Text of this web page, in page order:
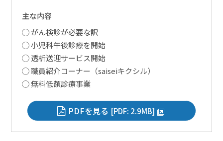
主な内容
がん検診が必要な訳
小児科午後診療を開始
透析送迎サービス開始
職員紹介コーナー（saiseiキクシル）
無料低額診療事業
PDFを見る [PDF: 2.9MB]